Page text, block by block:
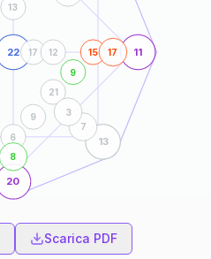
11
20
22
13
6
9
21
9
15 17
8
17 12
13
7
3
Scarica PDF